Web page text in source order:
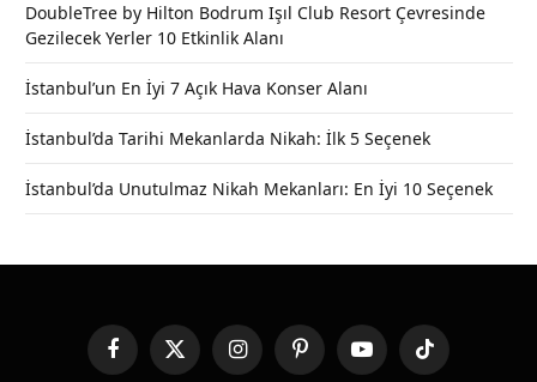
DoubleTree by Hilton Bodrum Işıl Club Resort Çevresinde
Gezilecek Yerler 10 Etkinlik Alanı
İstanbul’un En İyi 7 Açık Hava Konser Alanı
İstanbul’da Tarihi Mekanlarda Nikah: İlk 5 Seçenek
İstanbul’da Unutulmaz Nikah Mekanları: En İyi 10 Seçenek
FacebookX
InstagramPinterestYouTubeTikTok